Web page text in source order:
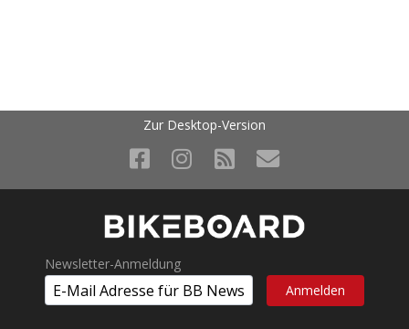
Zur Desktop-Version
Newsletter-Anmeldung